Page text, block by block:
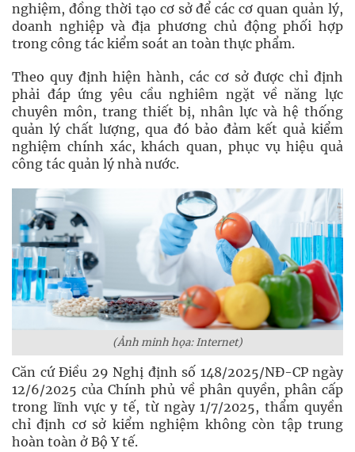
nghiệm, đồng thời tạo cơ sở để các cơ quan quản lý,
doanh nghiệp và địa phương chủ động phối hợp
trong công tác kiểm soát an toàn thực phẩm.
Theo quy định hiện hành, các cơ sở được chỉ định
phải đáp ứng yêu cầu nghiêm ngặt về năng lực
chuyên môn, trang thiết bị, nhân lực và hệ thống
quản lý chất lượng, qua đó bảo đảm kết quả kiểm
nghiệm chính xác, khách quan, phục vụ hiệu quả
công tác quản lý nhà nước.
(Ảnh minh họa: Internet)
Căn cứ Điều 29 Nghị định số 148/2025/NĐ-CP ngày
12/6/2025 của Chính phủ về phân quyền, phân cấp
trong lĩnh vực y tế, từ ngày 1/7/2025, thẩm quyền
chỉ định cơ sở kiểm nghiệm không còn tập trung
hoàn toàn ở Bộ Y tế.